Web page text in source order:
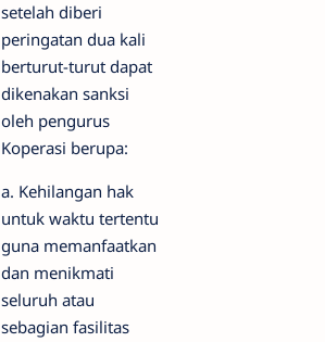
setelah diberi
peringatan dua kali
berturut-turut dapat
dikenakan sanksi
oleh pengurus
Koperasi berupa:
a. Kehilangan hak
untuk waktu tertentu
guna memanfaatkan
dan menikmati
seluruh atau
sebagian fasilitas